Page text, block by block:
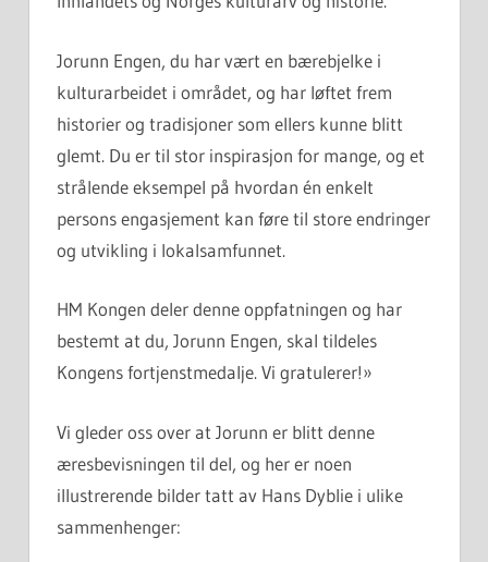
Jorunn Engen, du har vært en bærebjelke i
kulturarbeidet i området, og har løftet frem
historier og tradisjoner som ellers kunne blitt
glemt. Du er til stor inspirasjon for mange, og et
strålende eksempel på hvordan én enkelt
persons engasjement kan føre til store endringer
og utvikling i lokalsamfunnet.
HM Kongen deler denne oppfatningen og har
bestemt at du, Jorunn Engen, skal tildeles
Kongens fortjenstmedalje. Vi gratulerer!»
Vi gleder oss over at Jorunn er blitt denne
æresbevisningen til del, og her er noen
illustrerende bilder tatt av Hans Dyblie i ulike
sammenhenger: